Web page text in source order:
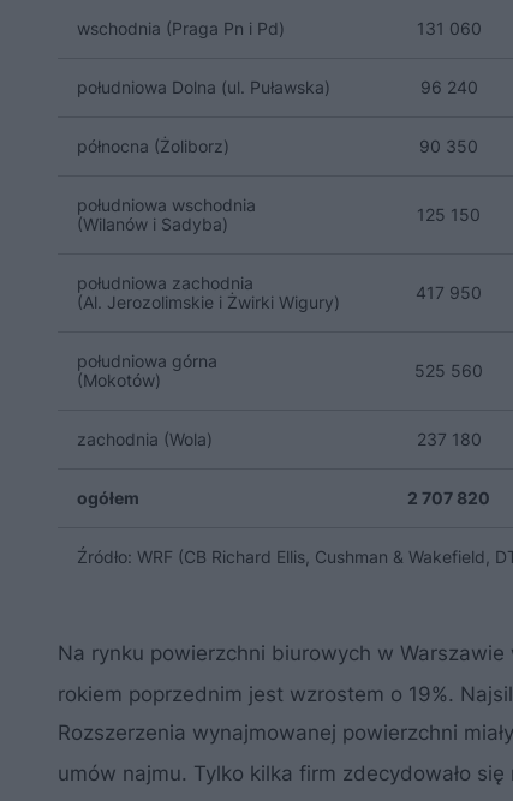
wschodnia (Praga Pn i Pd) 131 060
południowa Dolna (ul. Puławska) 96 240
północna (Żoliborz) 90 350
południowa wschodnia
(Wilanów i Sadyba)
125 150
południowa zachodnia
(Al. Jerozolimskie i Żwirki Wigury)
417 950
południowa górna
(Mokotów)
525 560
zachodnia (Wola) 237 180
ogółem 2 707 820
Źródło: WRF (CB Richard Ellis, Cushman & Wakefield,
Na rynku powierzchni biurowych w
rokiem poprzednim jest wzrostem o 19%.
Rozszerzenia wynajmowanej powierzchni
umów najmu. Tylko kilka firm zdecydowało